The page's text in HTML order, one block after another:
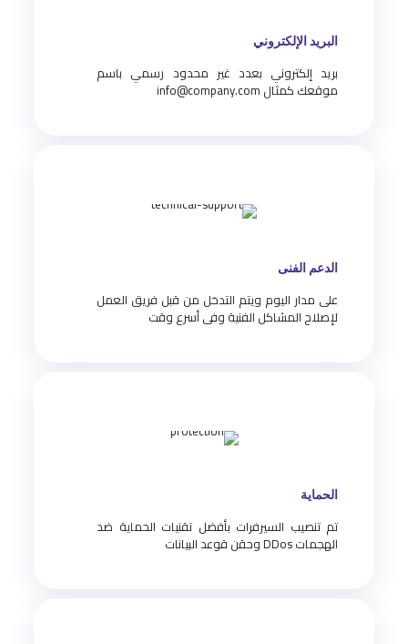
البريد الإلكتروني
بريد إلكتروني بعدد غير محدود رسمي باسم
موقعك كمثال info@company.com
الدعم الفنى
على مدار اليوم ويتم التدخل من قبل فريق العمل
لإصلاح المشاكل الفنية وفى أسرع وقت
الحماية
تم تنصيب السيرفرات بأفضل تقنيات الحماية ضد
الهجمات DDos وحقن قوعد البيانات